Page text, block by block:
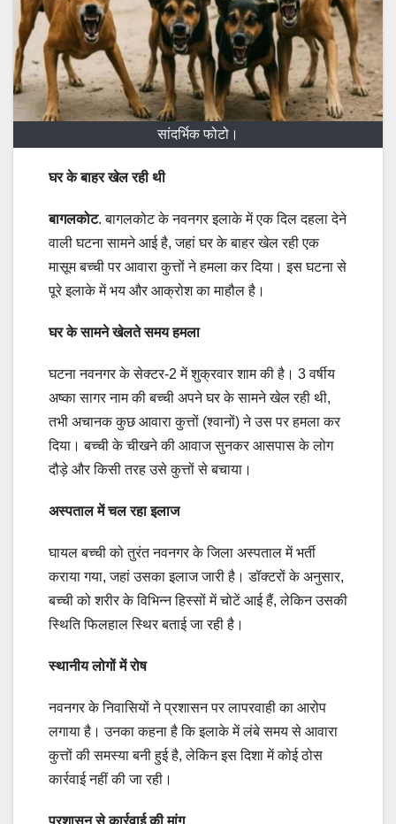
सांदर्भिक फोटो।
घर के बाहर खेल रही थी
बागलकोट. बागलकोट के नवनगर इलाके में एक दिल दहला देने
वाली घटना सामने आई है, जहां घर के बाहर खेल रही एक
मासूम बच्ची पर आवारा कुत्तों ने हमला कर दिया। इस घटना से
पूरे इलाके में भय और आक्रोश का माहौल है।
घर के सामने खेलते समय हमला
घटना नवनगर के सेक्टर-2 में शुक्रवार शाम की है। 3 वर्षीय
अष्का सागर नाम की बच्ची अपने घर के सामने खेल रही थी,
तभी अचानक कुछ आवारा कुत्तों (श्वानों) ने उस पर हमला कर
दिया। बच्ची के चीखने की आवाज सुनकर आसपास के लोग
दौड़े और किसी तरह उसे कुत्तों से बचाया।
अस्पताल में चल रहा इलाज
घायल बच्ची को तुरंत नवनगर के जिला अस्पताल में भर्ती
कराया गया, जहां उसका इलाज जारी है। डॉक्टरों के अनुसार,
बच्ची को शरीर के विभिन्न हिस्सों में चोटें आई हैं, लेकिन उसकी
स्थिति फिलहाल स्थिर बताई जा रही है।
स्थानीय लोगों में रोष
नवनगर के निवासियों ने प्रशासन पर लापरवाही का आरोप
लगाया है। उनका कहना है कि इलाके में लंबे समय से आवारा
कुत्तों की समस्या बनी हुई है, लेकिन इस दिशा में कोई ठोस
कार्रवाई नहीं की जा रही।
प्रशासन से कार्रवाई की मांग